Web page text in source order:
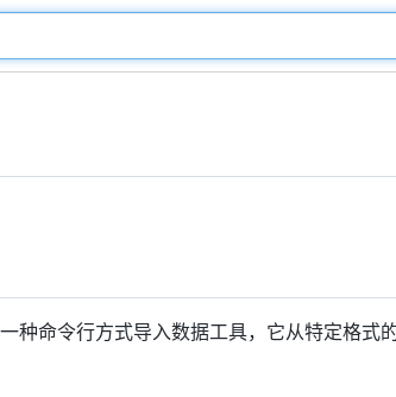
种命令行方式导入数据工具，它从特定格式